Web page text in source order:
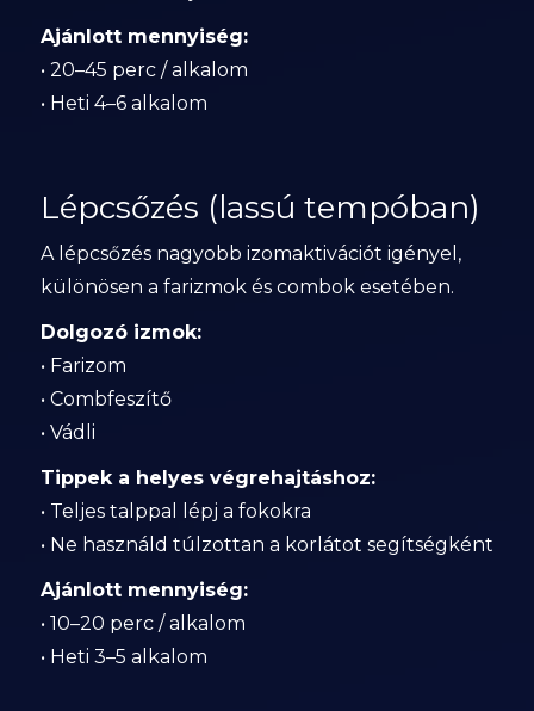
Ajánlott mennyiség:
• 20–45 perc / alkalom
• Heti 4–6 alkalom
Lépcsőzés (lassú tempóban)
A lépcsőzés nagyobb izomaktivációt igényel,
különösen a farizmok és combok esetében.
Dolgozó izmok:
• Farizom
• Combfeszítő
• Vádli
Tippek a helyes végrehajtáshoz:
• Teljes talppal lépj a fokokra
• Ne használd túlzottan a korlátot segítségként
Ajánlott mennyiség:
• 10–20 perc / alkalom
• Heti 3–5 alkalom